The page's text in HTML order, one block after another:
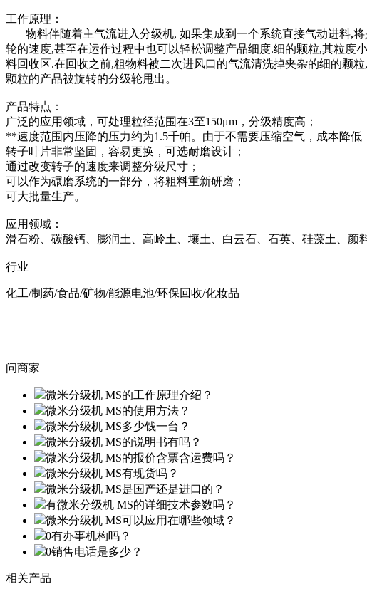
工作原理：
物料伴随着主气流进入分级机, 如果集成到一个系统直接气动进料,将
轮的速度,甚至在运作过程中也可以轻松调整产品细度.细的颗粒,其粒
料回收区.在回收之前,粗物料被二次进风口的气流清洗掉夹杂的细的颗
颗粒的产品被旋转的分级轮甩出。
产品特点：
广泛的应用领域，可处理粒径范围在3至150μm，分级精度高；
**速度范围内压降的压力约为1.5千帕。由于不需要压缩空气，成本降低
转子叶片非常坚固，容易更换，可选耐磨设计；
通过改变转子的速度来调整分级尺寸；
可以作为碾磨系统的一部分，将粗料重新研磨；
可大批量生产。
应用领域：
滑石粉、碳酸钙、膨润土、高岭土、壤土、白云石、石英、硅藻土、颜
行业
化工/制药/食品/矿物/能源电池/环保回收/化妆品
问商家
微米分级机 MS的工作原理介绍？
微米分级机 MS的使用方法？
微米分级机 MS多少钱一台？
微米分级机 MS的说明书有吗？
微米分级机 MS的报价含票含运费吗？
微米分级机 MS有现货吗？
微米分级机 MS是国产还是进口的？
有微米分级机 MS的详细技术参数吗？
微米分级机 MS可以应用在哪些领域？
0有办事机构吗？
0销售电话是多少？
相关产品